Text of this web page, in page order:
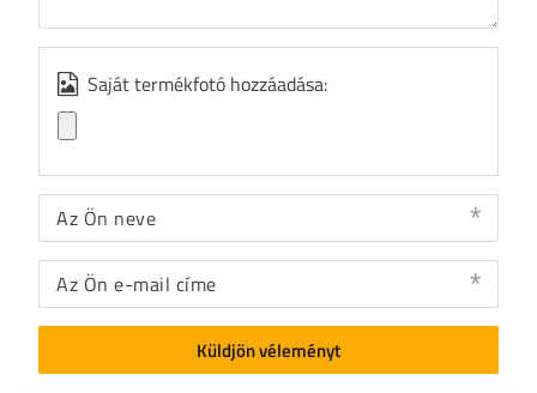
Saját termékfotó hozzáadása:
Az Ön neve
Az Ön e-mail címe
Küldjön véleményt